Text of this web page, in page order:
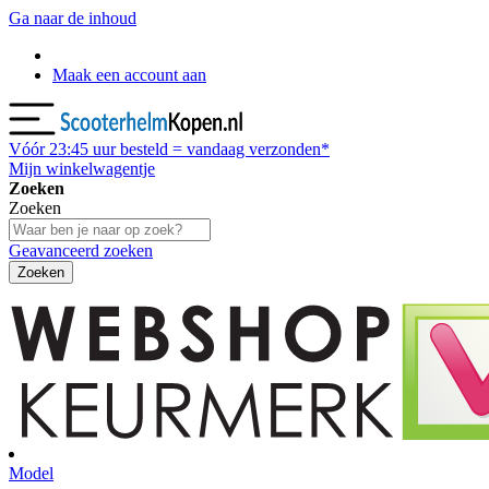
Ga naar de inhoud
Maak een account aan
Vóór 23:45 uur besteld = vandaag verzonden*
Mijn winkelwagentje
Zoeken
Zoeken
Geavanceerd zoeken
Zoeken
Model